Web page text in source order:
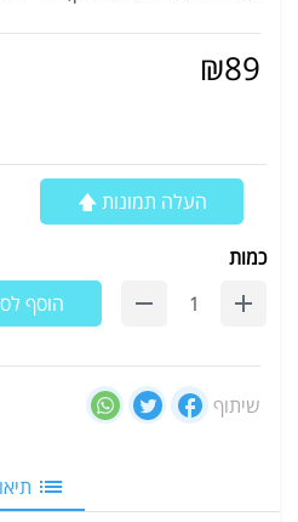
₪89
העלה תמונות 🡅
כמות
הוסף
שיתוף